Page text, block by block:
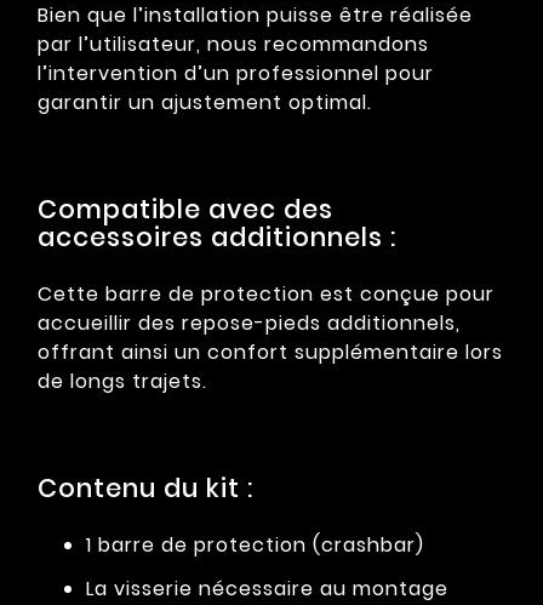
Bien que l’installation puisse être réalisée
par l’utilisateur, nous recommandons
l’intervention d’un professionnel pour
garantir un ajustement optimal.
Compatible avec des
accessoires additionnels :
Cette barre de protection est conçue pour
accueillir des repose-pieds additionnels,
offrant ainsi un confort supplémentaire lors
de longs trajets.
Contenu du kit :
1 barre de protection (crashbar)
La visserie nécessaire au montage